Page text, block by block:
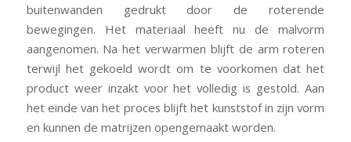
buitenwanden gedrukt door de roterende
bewegingen. Het materiaal heeft nu de malvorm
aangenomen. Na het verwarmen blijft de arm roteren
terwijl het gekoeld wordt om te voorkomen dat het
product weer inzakt voor het volledig is gestold. Aan
het einde van het proces blijft het kunststof in zijn vorm
en kunnen de matrijzen opengemaakt worden.